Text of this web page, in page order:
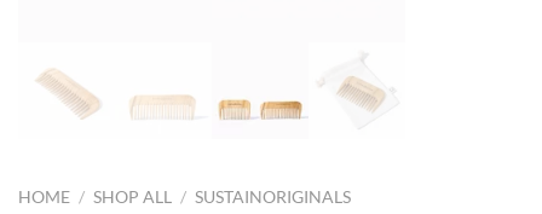
HOME / SHOP ALL / SUSTAINORIGINALS